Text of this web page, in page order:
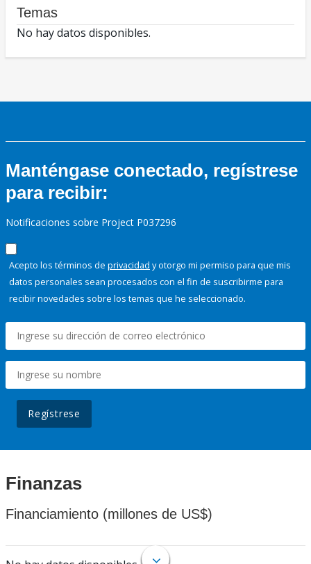
Temas
No hay datos disponibles.
Manténgase conectado, regístrese
para recibir:
Notificaciones sobre Project P037296
Acepto los términos de privacidad y otorgo mi permiso para que mis
datos personales sean procesados con el fin de suscribirme para
recibir novedades sobre los temas que he seleccionado.
Regístrese
Finanzas
Financiamiento (millones de US$)